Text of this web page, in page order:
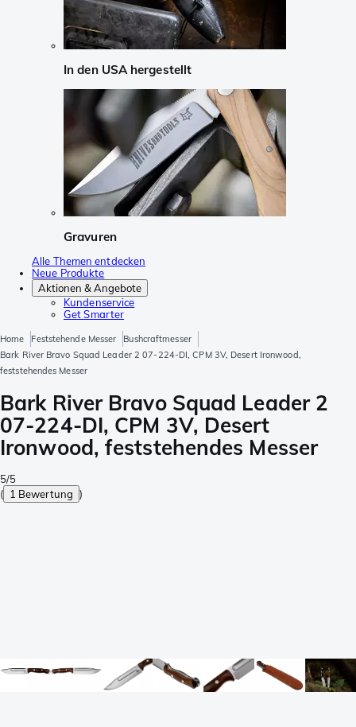
In den USA hergestellt
Gravuren
Alle Themen entdecken
Neue Produkte
Aktionen & Angebote
Kundenservice
Get Smarter
Home Feststehende Messer
Bushcraftmesser
Bark River Bravo Squad Leader 2 07-224-DI, CPM 3V, Desert Ironwood,
feststehendes Messer
Bark River Bravo Squad Leader 2
07-224-DI, CPM 3V, Desert
Ironwood, feststehendes Messer
5/5
( 1 Bewertung )